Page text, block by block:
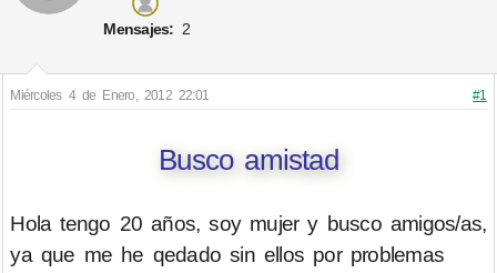
Mensajes: 2
Miércoles 4 de Enero, 2012 22:01 #1
Busco amistad
Hola tengo 20 años, soy mujer y busco amigos/as,
ya que me he qedado sin ellos por problemas